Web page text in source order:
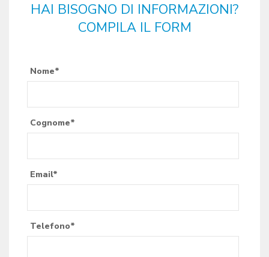
HAI BISOGNO DI INFORMAZIONI?
COMPILA IL FORM
Nome*
Cognome*
Email*
Telefono*